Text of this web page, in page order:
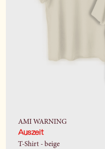
AMI WARNING
Auszeit
T-Shirt - beige